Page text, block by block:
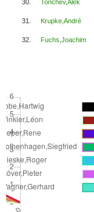
30. Tonchev,Alek
31. Krupke,André
32. Fuchs,Joachim